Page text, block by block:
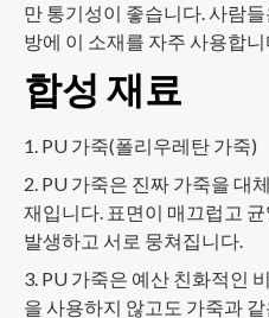
만 통기성이 좋습니다. 사람
방에 이 소재를 자주 사용합니
합성 재료
PU 가죽(폴리우레탄 가죽)
PU 가죽은 진짜 가죽을 대
재입니다. 표면이 매끄럽고
발생하고 서로 뭉쳐집니다.
PU 가죽은 예산 친화적인
을 사용하지 않고도 가죽과